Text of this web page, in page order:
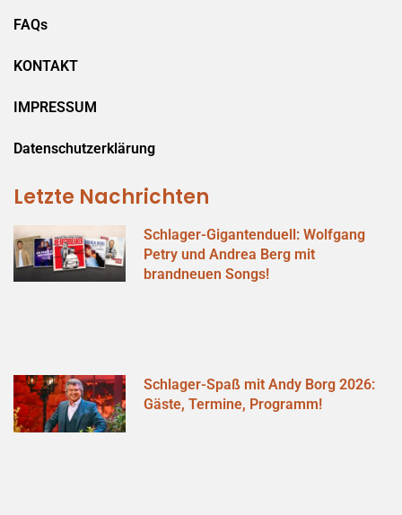
FAQs
KONTAKT
IMPRESSUM
Datenschutzerklärung
Letzte Nachrichten
Schlager-Gigantenduell: Wolfgang
Petry und Andrea Berg mit
brandneuen Songs!
Schlager-Spaß mit Andy Borg 2026:
Gäste, Termine, Programm!